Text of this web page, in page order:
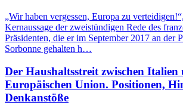
„Wir haben vergessen, Europa zu
Kernaussage der zweistündigen Rede des
Präsidenten, die er im September 2017 an der
Sorbonne gehalten h…
Der Haushaltsstreit zwischen Italien
Europäischen Union. Positionen,
Denkanstöße